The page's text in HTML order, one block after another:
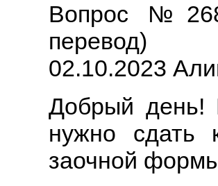
Вопрос
перевод)
02.10.2023
Добрый день!
нужно сдать
заочной